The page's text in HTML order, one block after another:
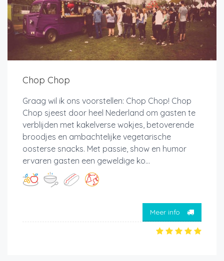
Chop Chop
Graag wil ik ons voorstellen: Chop Chop! Chop
Chop sjeest door heel Nederland om gasten te
verblijden met kakelverse wokjes, betoverende
broodjes en ambachtelijke vegetarische
oosterse snacks. Met passie, show en humor
ervaren gasten een geweldige ko...
Meer info